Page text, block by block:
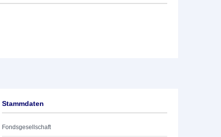
Stammdaten
Fondsgesellschaft